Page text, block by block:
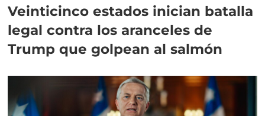
Veinticinco estados inician batalla
legal contra los aranceles de
Trump que golpean al salmón